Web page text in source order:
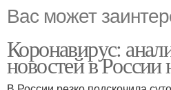
Вас может
Коронавирус:
новостей в России